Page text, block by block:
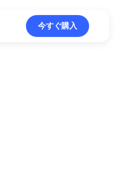
今すぐ購入